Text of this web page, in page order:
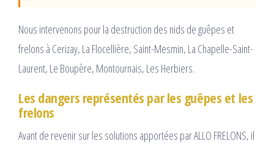
Nous intervenons pour la destruction des nids de guêpes et
frelons à Cerizay, La Flocellière, Saint-Mesmin, La Chapelle-Saint-
Laurent, Le Boupère, Montournais, Les Herbiers.
Les dangers représentés par les guêpes et les
frelons
Avant de revenir sur les solutions apportées par ALLO FRELONS, il